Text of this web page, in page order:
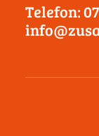
Telefon: